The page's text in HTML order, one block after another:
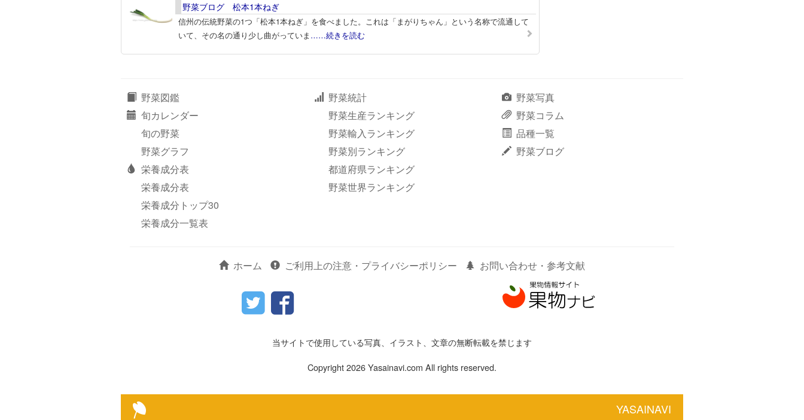
野菜ブログ 松本1本ねぎ
信州の伝統野菜の1つ「松本1本ねぎ」を食べました。これは「まがりちゃん」という名称で流通して
いて、その名の通り少し曲がっていま ……続きを読む
野菜図鑑
旬カレンダー
旬の野菜
野菜グラフ
栄養成分表
栄養成分表
栄養成分トップ30
栄養成分一覧表
野菜統計
野菜生産ランキング
野菜輸入ランキング
野菜別ランキング
都道府県ランキング
野菜世界ランキング
野菜写真
野菜コラム
品種一覧
野菜ブログ
ホーム ご利用上の注意・プライバシーポリシー お問い合わせ・参考文献
当サイトで使用している写真、イラスト、文章の無断転載を禁じます
Copyright 2026 Yasainavi.com All rights reserved.
YASAINAVI